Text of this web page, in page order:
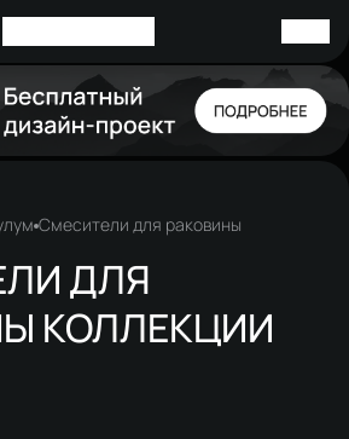
Смесители для раковины
ДЛЯ
КОЛЛЕКЦИИ